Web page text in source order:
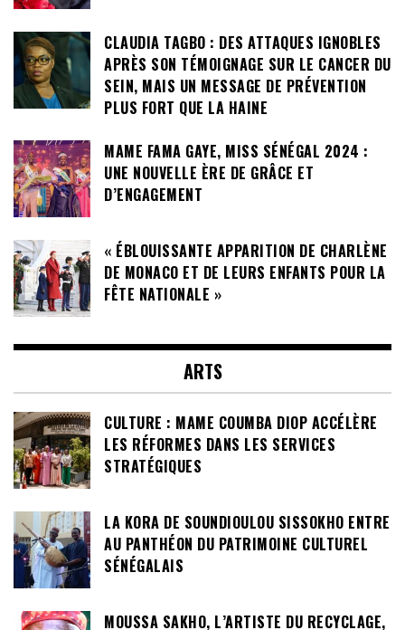
CLAUDIA TAGBO : DES ATTAQUES IGNOBLES
APRÈS SON TÉMOIGNAGE SUR LE CANCER DU
SEIN, MAIS UN MESSAGE DE PRÉVENTION
PLUS FORT QUE LA HAINE
MAME FAMA GAYE, MISS SÉNÉGAL 2024 :
UNE NOUVELLE ÈRE DE GRÂCE ET
D’ENGAGEMENT
« ÉBLOUISSANTE APPARITION DE CHARLÈNE
DE MONACO ET DE LEURS ENFANTS POUR LA
FÊTE NATIONALE »
ARTS
CULTURE : MAME COUMBA DIOP ACCÉLÈRE
LES RÉFORMES DANS LES SERVICES
STRATÉGIQUES
LA KORA DE SOUNDIOULOU SISSOKHO ENTRE
AU PANTHÉON DU PATRIMOINE CULTUREL
SÉNÉGALAIS
MOUSSA SAKHO, L’ARTISTE DU RECYCLAGE,